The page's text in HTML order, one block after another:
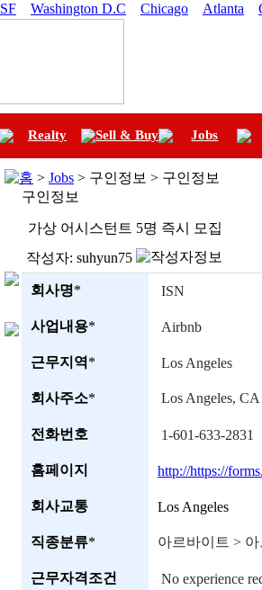
SF Washington D.C Chicago Atlanta
Realty Sell & Buy Jobs
홈 > Jobs > 구인정보 > 구인정보
구인정보
가상 어시스턴트 5명 즉시 모집
작성자: suhyun75
회사명* ISN
사업내용* Airbnb
근무지역* Los Angeles
회사주소* Los Angeles,
전화번호 1-601-633-2831
홈페이지 http://https://
회사교통 Los Angeles
직종분류* 아르바이트 >
근무자격조건 No experience